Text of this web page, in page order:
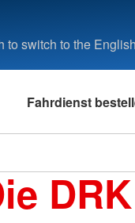
to switch to the
Fahrdienst